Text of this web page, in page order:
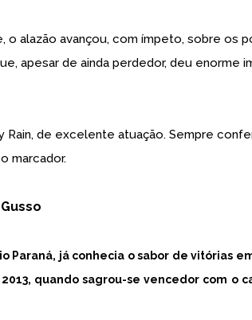
o alazão avançou, com ímpeto, sobre os
apesar de ainda perdedor, deu enorme
de excelente atuação. Sempre
marcador.
Paraná, já conhecia o sabor de vitórias
quando sagrou-se vencedor com o